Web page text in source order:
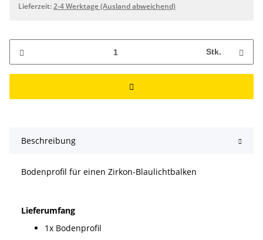
Lieferzeit:2-4 Werktage(Ausland abweichend)
Stk.
Beschreibung
Bodenprofil für einen Zirkon-Blaulichtbalken
Lieferumfang
1x Bodenprofil